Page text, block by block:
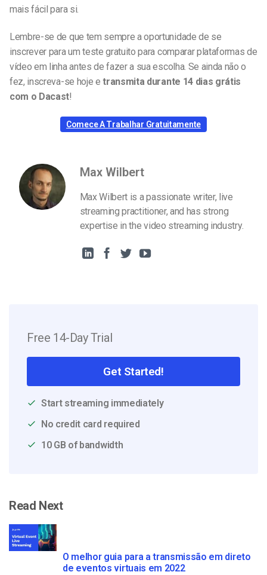
mais fácil para si.
Lembre-se de que tem sempre a oportunidade de se
inscrever para um teste gratuito para comparar plataformas de
vídeo em linha antes de fazer a sua escolha. Se ainda não o
fez, inscreva-se hoje e transmita durante 14 dias grátis
com o Dacast!
Comece A Trabalhar Gratuitamente
Max Wilbert
Max Wilbert is a passionate writer, live
streaming practitioner, and has strong
expertise in the video streaming industry.
Free 14-Day Trial
Get Started!
Start streaming immediately
No credit card required
10 GB of bandwidth
Read Next
O melhor guia para a transmissão em direto
de eventos virtuais em 2022